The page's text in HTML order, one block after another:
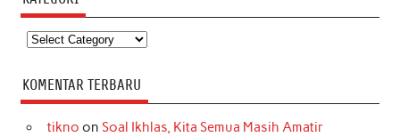
Kategori
KOMENTAR TERBARU
tikno on Soal Ikhlas, Kita Semua Masih Amatir